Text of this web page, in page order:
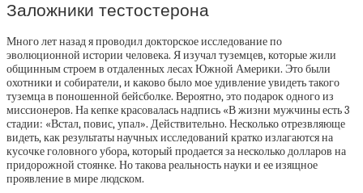
Заложники тестостерона
Много лет назад я проводил докторское исследование по
эволюционной истории человека. Я изучал туземцев, которые жили
общинным строем в отдаленных лесах Южной Америки. Это были
охотники и собиратели, и каково было мое удивление увидеть такого
туземца в поношенной бейсболке. Вероятно, это подарок одного из
миссионеров. На кепке красовалась надпись «В жизни мужчины есть 3
стадии: «Встал, повис, упал». Действительно. Несколько отрезвляюще
видеть, как результаты научных исследований кратко излагаются на
кусочке головного убора, который продается за несколько долларов на
придорожной стоянке. Но такова реальность науки и ее изящное
проявление в мире людском.